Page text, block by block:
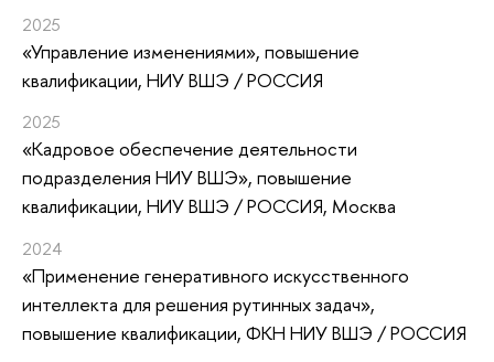
2025
«Управление изменениями», повышение
квалификации, НИУ ВШЭ / РОССИЯ
2025
«Кадровое обеспечение деятельности
подразделения НИУ ВШЭ», повышение
квалификации, НИУ ВШЭ / РОССИЯ, Москва
2024
«Применение генеративного искусственного
интеллекта для решения рутинных задач»,
повышение квалификации, ФКН НИУ ВШЭ / РОССИЯ